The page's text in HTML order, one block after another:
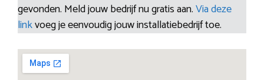
gevonden. Meld jouw bedrijf nu gratis aan.Via deze
linkvoeg je eenvoudig jouw installatiebedrijf toe.